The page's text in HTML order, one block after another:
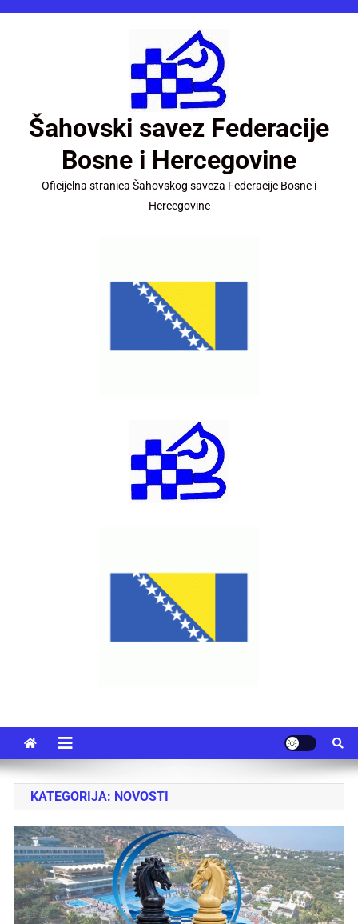
Šahovski savez Federacije
Bosne i Hercegovine
Oficijelna stranica Šahovskog saveza Federacije Bosne i
Hercegovine
KATEGORIJA: NOVOSTI